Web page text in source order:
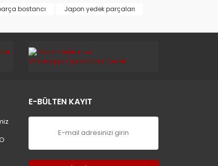
bostancı Japon yedek parçaları
E-BÜLTEN KAYIT